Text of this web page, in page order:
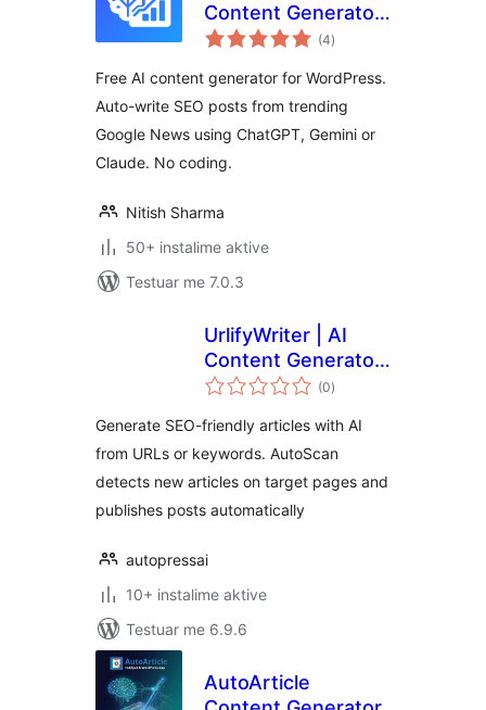
Content Generator,
ChatGPT, Gemini,
News Auto Blog
(4vlerësime
gjithsej
)
Free AI content generator for WordPress.
Auto-write SEO posts from trending
Google News using ChatGPT, Gemini or
Claude. No coding.
Nitish Sharma
50+ instalime aktive
Testuar me 7.0.3
UrlifyWriter | AI
Content Generator
from URLs
(0vlerësime
gjithsej
)
Generate SEO-friendly articles with AI
from URLs or keywords. AutoScan
detects new articles on target pages and
publishes posts automatically
autopressai
10+ instalime aktive
Testuar me 6.9.6
AutoArticle